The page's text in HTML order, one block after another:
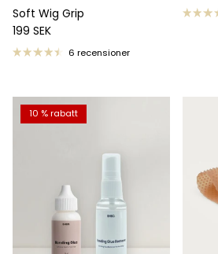
Soft Wig Grip
Ordinarie pris
199 SEK
6 recensioner
10 % rabatt